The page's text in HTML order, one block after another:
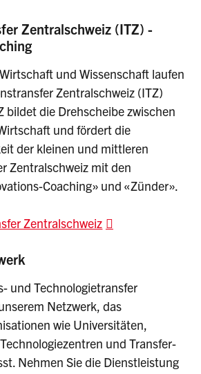
Zentralschweiz (ITZ) -
und Wissenschaft laufen
Zentralschweiz (ITZ)
bildet die Drehscheibe zwischen
und fördert die
der kleinen und mittleren
Zentralschweiz mit den
Coaching» und «Zünder».
Zentralschweiz
und Technologietransfer
Netzwerk, das
wie Universitäten,
und Transfer-
Nehmen Sie die Dienstleistung